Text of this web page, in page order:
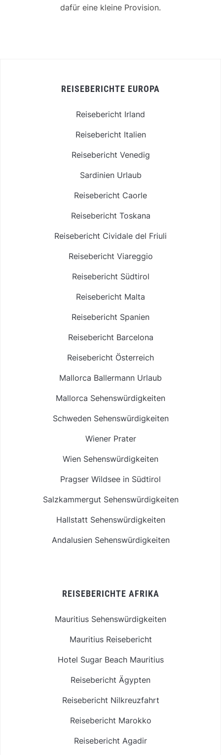
dafür eine kleine Provision.
REISEBERICHTE EUROPA
Reisebericht Irland
Reisebericht Italien
Reisebericht Venedig
Sardinien Urlaub
Reisebericht Caorle
Reisebericht Toskana
Reisebericht Cividale del Friuli
Reisebericht Viareggio
Reisebericht Südtirol
Reisebericht Malta
Reisebericht Spanien
Reisebericht Barcelona
Reisebericht Österreich
Mallorca Ballermann Urlaub
Mallorca Sehenswürdigkeiten
Schweden Sehenswürdigkeiten
Wiener Prater
Wien Sehenswürdigkeiten
Pragser Wildsee in Südtirol
Salzkammergut Sehenswürdigkeiten
Hallstatt Sehenswürdigkeiten
Andalusien Sehenswürdigkeiten
REISEBERICHTE AFRIKA
Mauritius Sehenswürdigkeiten
Mauritius Reisebericht
Hotel Sugar Beach Mauritius
Reisebericht Ägypten
Reisebericht Nilkreuzfahrt
Reisebericht Marokko
Reisebericht Agadir